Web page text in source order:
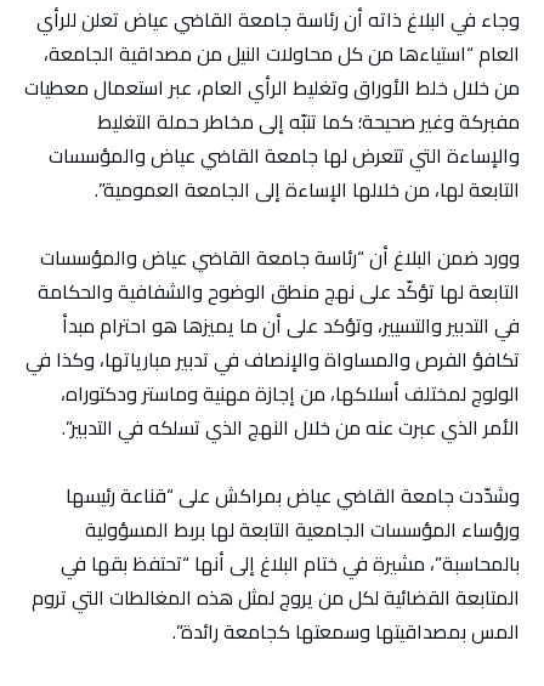
وجاء في البلاغ ذاته أن رئاسة جامعة القاضي عياض تعلن للرأي
العام “استياءها من كل محاولات النيل من مصداقية الجامعة،
من خلال خلط الأوراق وتغليط الرأي العام، عبر استعمال معطيات
مفبركة وغير صحيحة؛ كما تنبّه إلى مخاطر حملة التغليط
والإساءة التي تتعرض لها جامعة القاضي عياض والمؤسسات
التابعة لها، من خلالها الإساءة إلى الجامعة العمومية”.
وورد ضمن البلاغ أن “رئاسة جامعة القاضي عياض والمؤسسات
التابعة لها تؤكّد على نهج منطق الوضوح والشفافية والحكامة
في التدبير والتسيير، وتؤكد على أن ما يميزها هو احترام مبدأ
تكافؤ الفرص والمساواة والإنصاف في تدبير مبارياتها، وكذا في
الولوج لمختلف أسلاكها، من إجازة مهنية وماستر ودكتوراه،
الأمر الذي عبرت عنه من خلال النهج الذي تسلكه في التدبير”.
وشدّدت جامعة القاضي عياض بمراكش على “قناعة رئيسها
ورؤساء المؤسسات الجامعية التابعة لها بربط المسؤولية
بالمحاسبة”، مشيرة في ختام البلاغ إلى أنها “تحتفظ بقها في
المتابعة القضائية لكل من يروج لمثل هذه المغالطات التي تروم
المس بمصداقيتها وسمعتها كجامعة رائدة”.